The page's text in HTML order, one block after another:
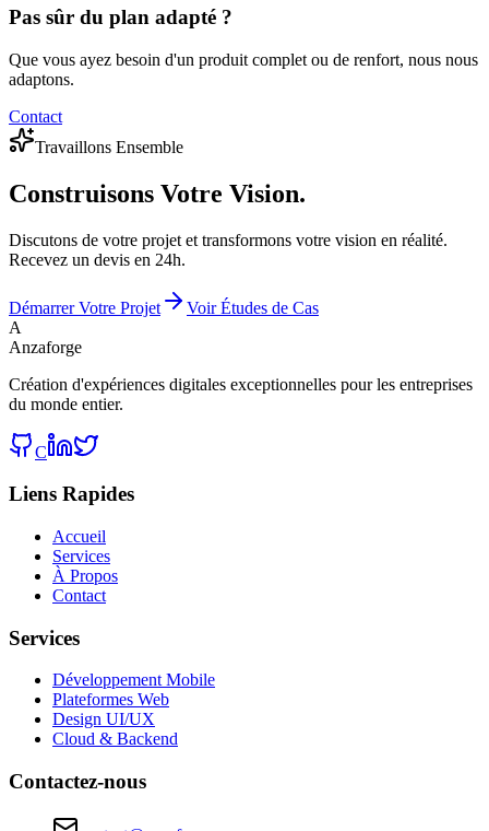
Pas sûr du plan adapté ?
Que vous ayez besoin d'un produit complet ou de renfort, nous nous
adaptons.
Contact
Travaillons Ensemble
Construisons Votre Vision.
Discutons de votre projet et transformons votre vision en réalité.
Recevez un devis en 24h.
Démarrer Votre Projet
Voir Études de Cas
A
Anzaforge
Création d'expériences digitales exceptionnelles pour les entreprises
du monde entier.
C
Liens Rapides
Accueil
Services
À Propos
Contact
Services
Développement Mobile
Plateformes Web
Design UI/UX
Cloud & Backend
Contactez-nous